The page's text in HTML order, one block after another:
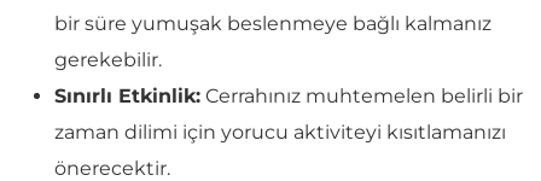
bir süre yumuşak beslenmeye bağlı kalmanız
gerekebilir.
Sınırlı Etkinlik: Cerrahınız muhtemelen belirli bir
zaman dilimi için yorucu aktiviteyi kısıtlamanızı
önerecektir.